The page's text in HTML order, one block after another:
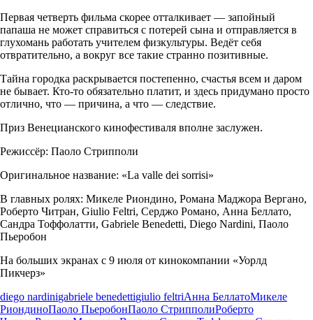
Первая четверть фильма скорее отталкивает — запойный
папаша не может справиться с потерей сына и отправляется в
глухомань работать учителем физкультуры. Ведёт себя
отвратительно, а вокруг все такие странно позитивные.
Тайна городка раскрывается постепенно, счастья всем и даром
не бывает. Кто-то обязательно платит, и здесь придумано просто
отлично, что — причина, а что — следствие.
Приз Венецианского кинофестиваля вполне заслужен.
Режиссёр: Паоло Стрипполи
Оригинальное название: «La valle dei sorrisi»
В главных ролях: Микеле Риондино, Романа Маджора Вергано,
Роберто Читран, Giulio Feltri, Серджо Романо, Анна Беллато,
Сандра Тоффолатти, Gabriele Benedetti, Diego Nardini, Паоло
Пьеробон
На больших экранах с 9 июля от кинокомпании «Уорлд
Пикчерз»
diego nardinigabriele benedettigiulio feltriАнна БеллатоМикеле
РиондиноПаоло ПьеробонПаоло СтрипполиРоберто